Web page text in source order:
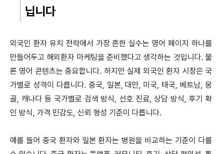
닙니다
외국인 환자 유치 전략에서 가장 흔한 실수는 영어 페이지 하나를
만들어두고 해외환자 마케팅을 준비했다고 생각하는 것입니다. 물
론 영어 콘텐츠는 중요합니다. 하지만 실제 외국인 환자 시장은 국
가별로 성격이 다릅니다. 중국, 일본, 대만, 미국, 태국, 베트남, 몽
골, 캐나다 등 국가별로 검색 방식, 선호 진료, 상담 방식, 후기 확
인 방식, 가격 민감도, 신뢰 형성 기준이 다릅니다.
예를 들어 중국 환자와 일본 환자는 병원을 비교하는 기준이 다를